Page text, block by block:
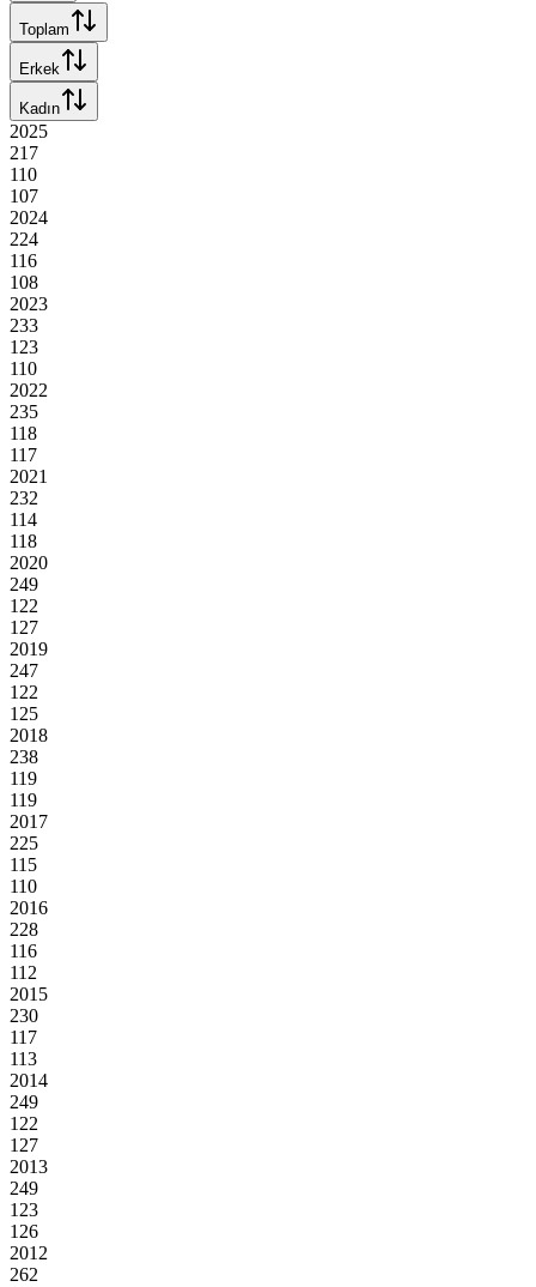
Toplam
Erkek
Kadın
2025
217
110
107
2024
224
116
108
2023
233
123
110
2022
235
118
117
2021
232
114
118
2020
249
122
127
2019
247
122
125
2018
238
119
119
2017
225
115
110
2016
228
116
112
2015
230
117
113
2014
249
122
127
2013
249
123
126
2012
262